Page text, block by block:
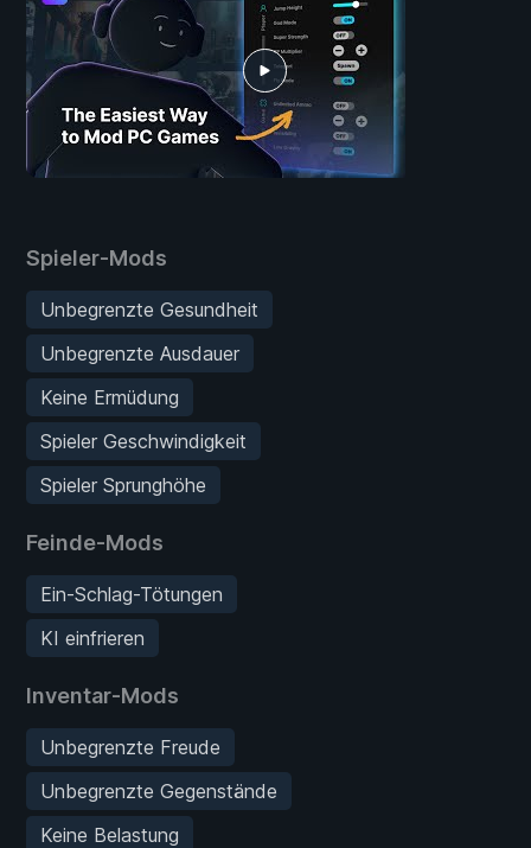
Spieler-Mods
Unbegrenzte Gesundheit
Unbegrenzte Ausdauer
Keine Ermüdung
Spieler Geschwindigkeit
Spieler Sprunghöhe
Feinde-Mods
Ein-Schlag-Tötungen
KI einfrieren
Inventar-Mods
Unbegrenzte Freude
Unbegrenzte Gegenstände
Keine Belastung